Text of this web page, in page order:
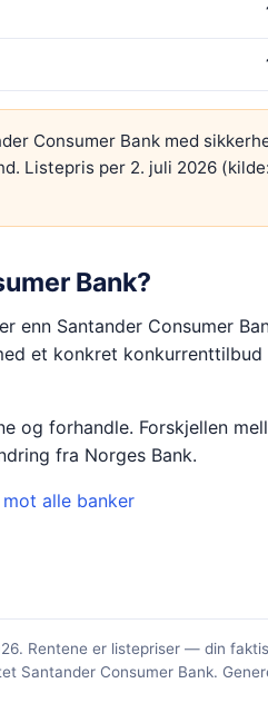
Consumer Bank med
. Listepris per 2. juli 2026
Bank?
enn Santander Consumer
et konkret
og forhandle. Forskjellen
fra Norges Bank.
alle banker
. Rentene er listepriser — din
Santander Consumer Bank.